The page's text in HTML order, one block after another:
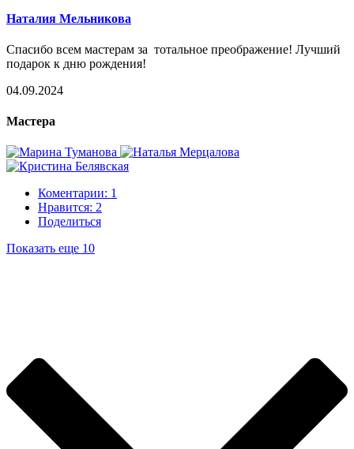
Наталия Мельникова
Спасибо всем мастерам за тотальное преображение! Лучший
подарок к дню рождения!
04.09.2024
Мастера
Коментарии: 1
Нравится: 2
Поделиться
Показать еще 10